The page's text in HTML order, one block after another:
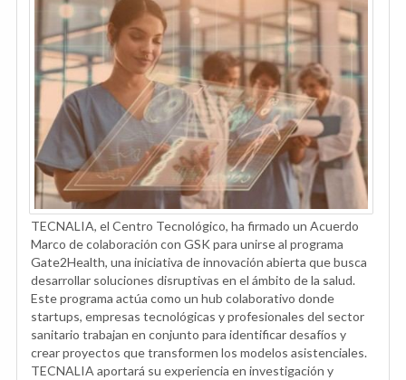
TECNALIA, el Centro Tecnológico, ha firmado un Acuerdo
Marco de colaboración con GSK para unirse al programa
Gate2Health, una iniciativa de innovación abierta que busca
desarrollar soluciones disruptivas en el ámbito de la salud.
Este programa actúa como un hub colaborativo donde
startups, empresas tecnológicas y profesionales del sector
sanitario trabajan en conjunto para identificar desafíos y
crear proyectos que transformen los modelos asistenciales.
TECNALIA aportará su experiencia en investigación y